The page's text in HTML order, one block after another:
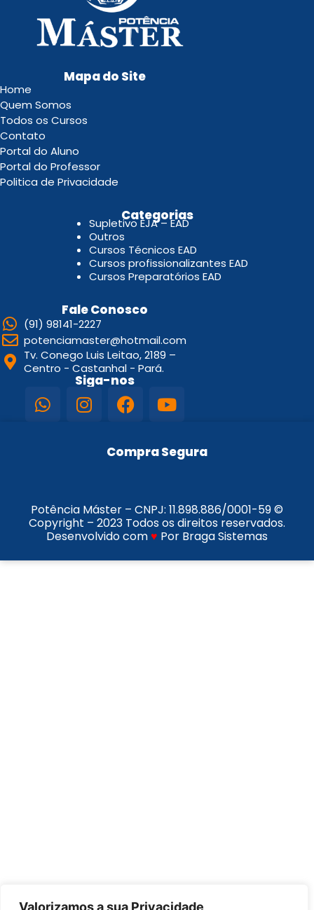
Valorizamos a sua Privacidade
Mapa do Site
Home
Quem Somos
Todos os Cursos
Contato
Portal do Aluno
Portal do Professor
Politica de Privacidade
Categorias
Supletivo EJA – EAD
Outros
Cursos Técnicos EAD
Cursos profissionalizantes EAD
Cursos Preparatórios EAD
Fale Conosco
(91) 98141-2227
potenciamaster@hotmail.com
Tv. Conego Luis Leitao, 2189 –
Centro - Castanhal - Pará.
Siga-nos
Compra Segura
Potência Máster – CNPJ: 11.898.886/0001-59©
Copyright – 2023 Todos os direitos reservados.
Desenvolvido com♥ Por Braga Sistemas